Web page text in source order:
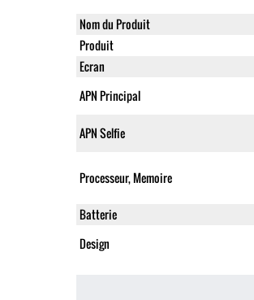
Nom du Produit
Produit
Ecran
APN Principal
APN Selfie
Processeur, Memoire
Batterie
Design